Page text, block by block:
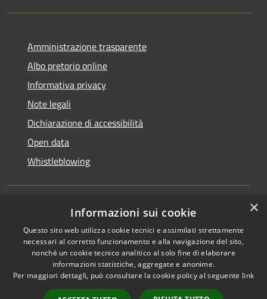
Amministrazione trasparente
Albo pretorio online
Informativa privacy
Note legali
Dichiarazione di accessibilità
Open data
Whistleblowing
Accessibilità
Privacy
Mappa del sito
Area Riservata
Pieve Emanuele • Powered by
Municipium•Accesso
redazione
×
Informazioni sui cookie
Questo sito web utilizza cookie tecnici e assimilati strettamente
necessari al corretto funzionamento e alla navigazione del sito,
nonché un cookie tecnico analitico al solo fine di elaborare
informazioni statistiche, aggregate e anonime.
Per maggiori dettagli, può consultare la cookie policy al seguente link